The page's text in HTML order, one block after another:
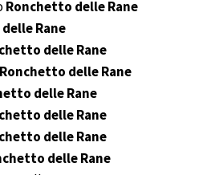
Ronchetto delle Rane
Rane
delle Rane
Ronchetto delle Rane
delle Rane
delle Rane
delle Rane
delle Rane